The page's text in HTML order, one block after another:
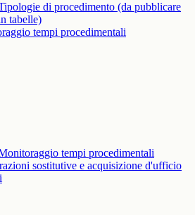
di procedimento (da pubblicare
tabelle)
tempi procedimentali
tempi procedimentali
sostitutive e acquisizione d'ufficio